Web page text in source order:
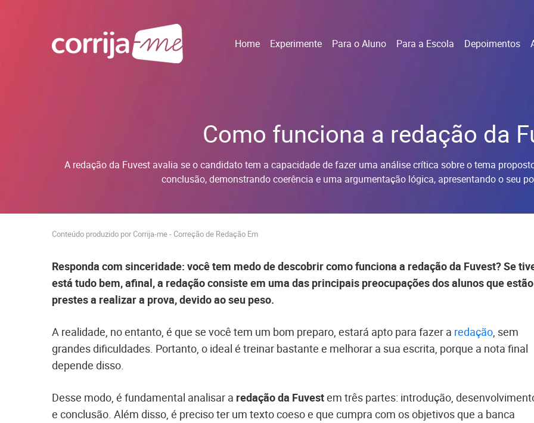
Home Experimente Para o Aluno Para a Escola Depoimentos
Como funciona a redação da
A redação da Fuvest avalia se o candidato tem a capacidade de fazer uma análise crítica sobre o tema
conclusão, demonstrando coerência e uma argumentação lógica, apresentando o seu
Conteúdo produzido por Corrija-me - Correção de Redação Em
Responda com sinceridade: você tem medo de descobrir como funciona a redação da Fuvest? Se
está tudo bem, afinal, a redação consiste em uma das principais preocupações dos alunos que estão
prestes a realizar a prova, devido ao seu peso.
A realidade, no entanto, é que se você tem um bom preparo, estará apto para fazer a redação, sem
grandes dificuldades. Portanto, o ideal é treinar bastante e melhorar a sua escrita, porque a nota final
depende disso.
Desse modo, é fundamental analisar a redação da Fuvestem três partes: introdução,
e conclusão. Além disso, é preciso ter um texto coeso e que cumpra com os objetivos que a banca